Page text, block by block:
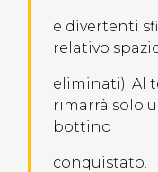
e divertenti
relativo
eliminati). Al
rimarrà solo
bottino
conquistato.